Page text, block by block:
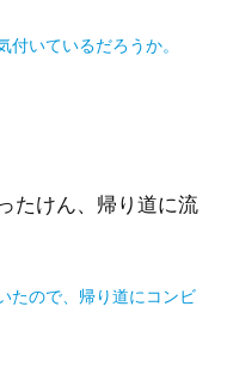
いているだろうか。
たけん、帰り道に流
たので、帰り道にコンビ